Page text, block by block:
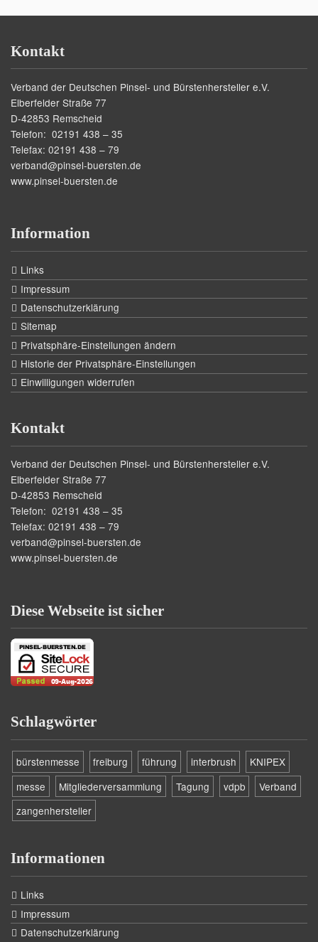
Kontakt
Verband der Deutschen Pinsel- und Bürstenhersteller e.V.
Elberfelder Straße 77
D-42853 Remscheid
Telefon: 02191 438 – 35
Telefax: 02191 438 – 79
verband@pinsel-buersten.de
www.pinsel-buersten.de
Information
Links
Impressum
Datenschutzerklärung
Sitemap
Privatsphäre-Einstellungen ändern
Historie der Privatsphäre-Einstellungen
Einwilligungen widerrufen
Kontakt
Verband der Deutschen Pinsel- und Bürstenhersteller e.V.
Elberfelder Straße 77
D-42853 Remscheid
Telefon: 02191 438 – 35
Telefax: 02191 438 – 79
verband@pinsel-buersten.de
www.pinsel-buersten.de
Diese Webseite ist sicher
Schlagwörter
bürstenmesse freiburg führung interbrush
KNIPEX
messe
Mitgliederversammlung Tagung vdpb
Verband
zangenhersteller
Informationen
Links
Impressum
Datenschutzerklärung